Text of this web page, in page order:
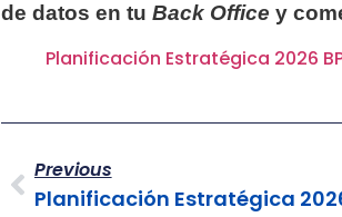
de datos en tu Back Office y
Planificación Estratégica 2026
Previous
Planificación Estratégica